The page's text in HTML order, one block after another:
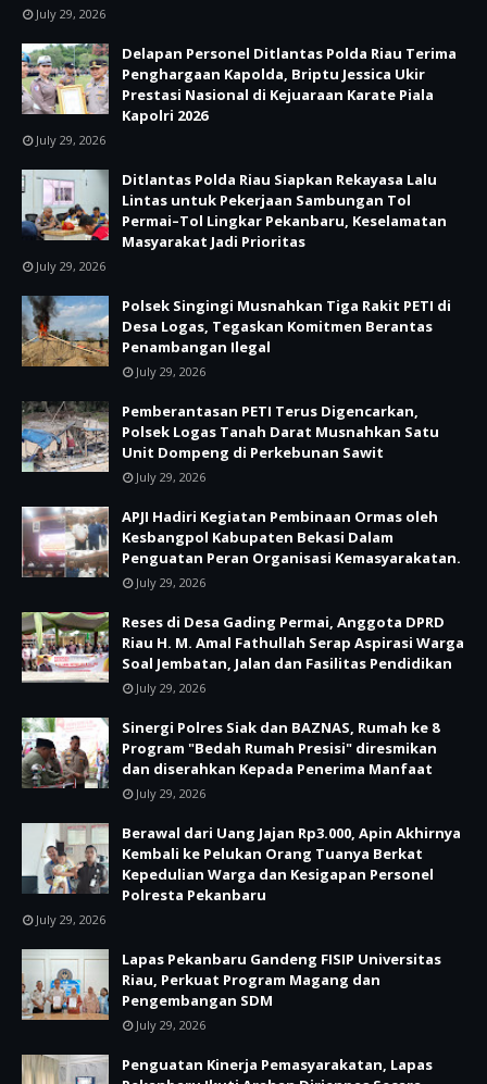
July 29, 2026
Delapan Personel Ditlantas Polda Riau Terima
Penghargaan Kapolda, Briptu Jessica Ukir
Prestasi Nasional di Kejuaraan Karate Piala
Kapolri 2026
July 29, 2026
Ditlantas Polda Riau Siapkan Rekayasa Lalu
Lintas untuk Pekerjaan Sambungan Tol
Permai–Tol Lingkar Pekanbaru, Keselamatan
Masyarakat Jadi Prioritas
July 29, 2026
Polsek Singingi Musnahkan Tiga Rakit PETI di
Desa Logas, Tegaskan Komitmen Berantas
Penambangan Ilegal
July 29, 2026
Pemberantasan PETI Terus Digencarkan,
Polsek Logas Tanah Darat Musnahkan Satu
Unit Dompeng di Perkebunan Sawit
July 29, 2026
APJI Hadiri Kegiatan Pembinaan Ormas oleh
Kesbangpol Kabupaten Bekasi Dalam
Penguatan Peran Organisasi Kemasyarakatan.
July 29, 2026
Reses di Desa Gading Permai, Anggota DPRD
Riau H. M. Amal Fathullah Serap Aspirasi Warga
Soal Jembatan, Jalan dan Fasilitas Pendidikan
July 29, 2026
Sinergi Polres Siak dan BAZNAS, Rumah ke 8
Program "Bedah Rumah Presisi" diresmikan
dan diserahkan Kepada Penerima Manfaat
July 29, 2026
Berawal dari Uang Jajan Rp3.000, Apin Akhirnya
Kembali ke Pelukan Orang Tuanya Berkat
Kepedulian Warga dan Kesigapan Personel
Polresta Pekanbaru
July 29, 2026
Lapas Pekanbaru Gandeng FISIP Universitas
Riau, Perkuat Program Magang dan
Pengembangan SDM
July 29, 2026
Penguatan Kinerja Pemasyarakatan, Lapas